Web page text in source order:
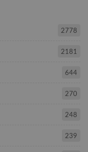
2778
2181
644
270
248
239